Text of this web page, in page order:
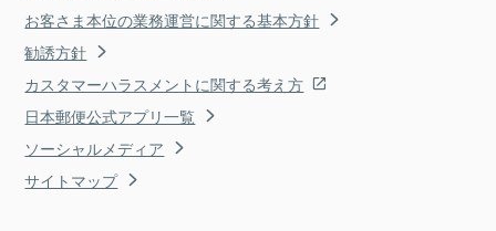
お客さま本位の業務運営に関する基本方針
勧誘方針
カスタマーハラスメントに関する考え方
日本郵便公式アプリ一覧
ソーシャルメディア
サイトマップ